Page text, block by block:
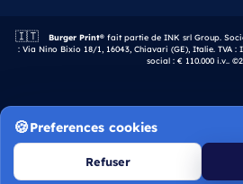
🇮🇹 Entreprise italienne.
Burger Print®fait partie de INK srl Group.
: Via Nino Bixio 18/1, 16043, Chiavari (GE), Italie. TVA :
social : € 110.000 i.v..
Preferences cookies
Refuser